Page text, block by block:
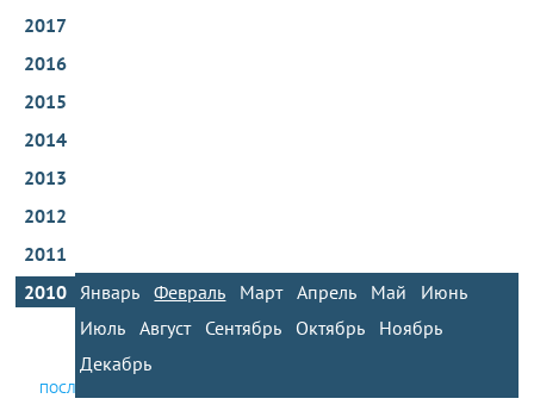
2017
2016
2015
2014
2013
2012
2011
2010 Январь Февраль Март Апрель Май
Июнь
Июль
Август Сентябрь Октябрь
Ноябрь
Декабрь
ПОСЛЕДНИЕ НОВОСТИ